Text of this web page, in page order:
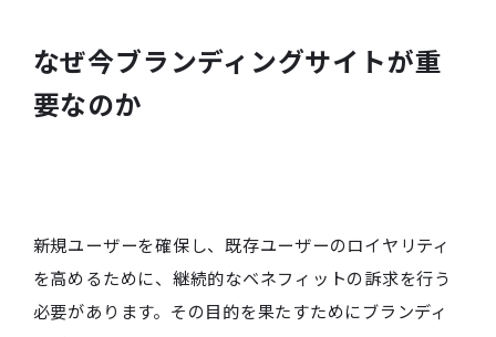
なぜ今ブランディングサイトが重
要なのか
新規ユーザーを確保し、既存ユーザーのロイヤリティ
を高めるために、継続的なベネフィットの訴求を行う
必要があります。その目的を果たすためにブランディ